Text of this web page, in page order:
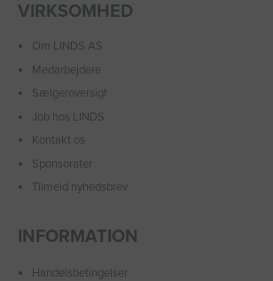
VIRKSOMHED
Om LINDS AS
Medarbejdere
Sælgeroversigt
Job hos LINDS
Kontakt os
Sponsorater
Tilmeld nyhedsbrev
INFORMATION
Handelsbetingelser